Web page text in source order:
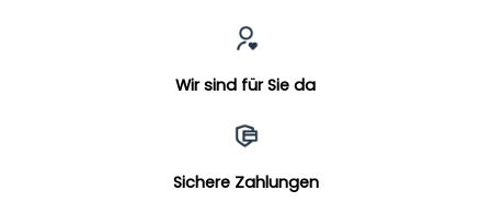
Wir sind für Sie da
Sichere Zahlungen